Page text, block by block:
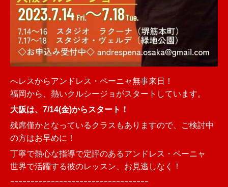
へレスからアンドレス・ペーニャ無事来日！
福岡から、熱いクルシージョがスタートしています。
大阪は、7/14(金)からスタート！
残席僅かとなっているクラスもありますので、ご検討中
の方はお早めに！
丁寧で熱心な指導で定評のあるアンドレス・ペーニャ
世界で活躍する彼のレッスン、お見逃しなく！
ｰｰｰｰｰｰｰｰｰｰｰｰｰｰｰｰｰｰｰｰｰｰｰｰｰｰｰｰｰｰｰｰｰｰ